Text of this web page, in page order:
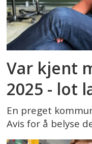
Var kjent
2025 - lot
En preget
Avis for å belyse